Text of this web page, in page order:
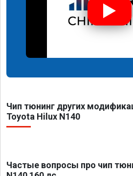
Чип тюнинг других
Toyota Hilux N140
Частые вопросы про чип